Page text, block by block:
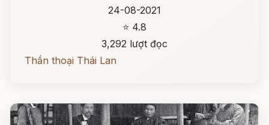
24-08-2021
⭐ 4.8
3,292 lượt đọc
Thần thoại Thái Lan